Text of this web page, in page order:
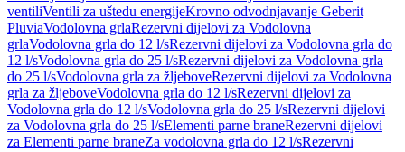
ventiliVentili za uštedu energijeKrovno odvodnjavanje Geberit
PluviaVodolovna grlaRezervni dijelovi za Vodolovna
grlaVodolovna grla do 12 l/sRezervni dijelovi za Vodolovna grla do
12 l/sVodolovna grla do 25 l/sRezervni dijelovi za Vodolovna grla
do 25 l/sVodolovna grla za žljeboveRezervni dijelovi za Vodolovna
grla za žljeboveVodolovna grla do 12 l/sRezervni dijelovi za
Vodolovna grla do 12 l/sVodolovna grla do 25 l/sRezervni dijelovi
za Vodolovna grla do 25 l/sElementi parne braneRezervni dijelovi
za Elementi parne braneZa vodolovna grla do 12 l/sRezervni